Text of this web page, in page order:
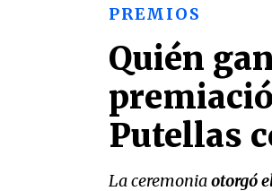
PREMIOS
Quién
Putellas
La ceremoniaotorgó